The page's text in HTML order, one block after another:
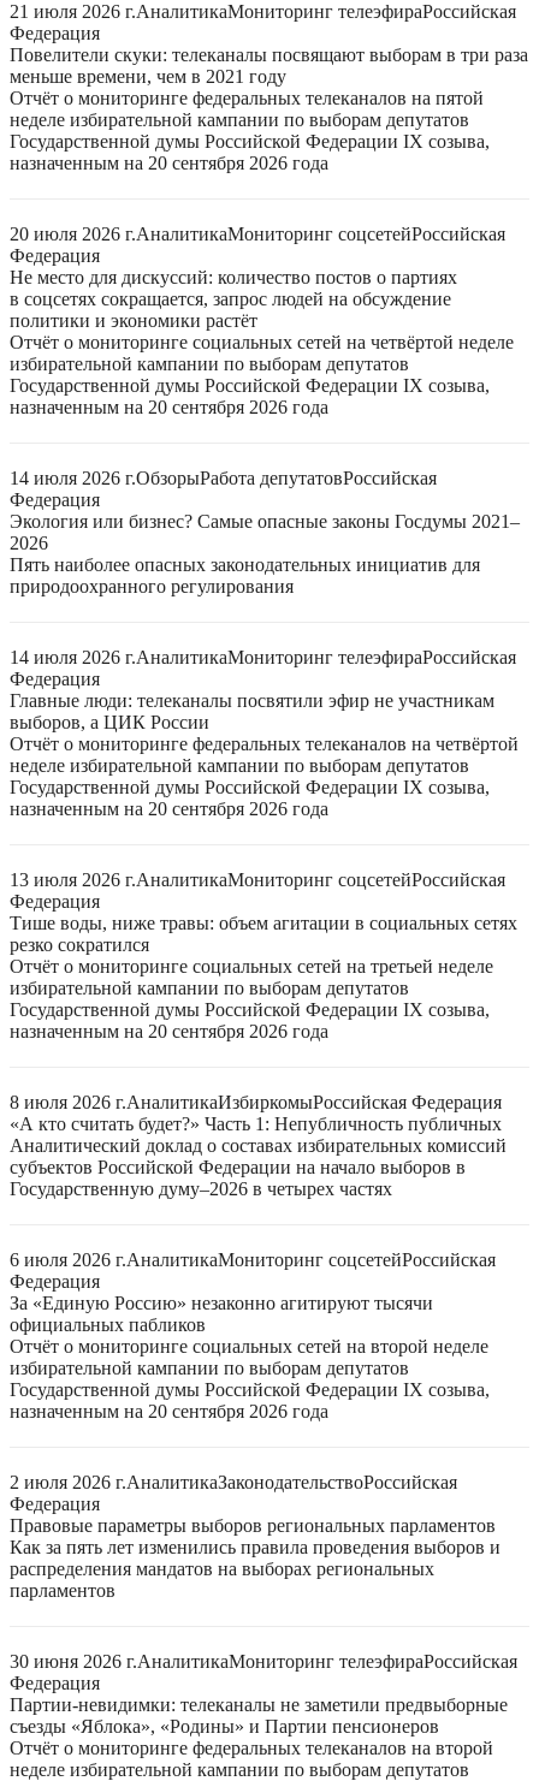
21 июля 2026 г.АналитикаМониторинг телеэфираРоссийская
Федерация
Повелители скуки: телеканалы посвящают выборам в три раза
меньше времени, чем в 2021 году
Отчёт о мониторинге федеральных телеканалов на пятой
неделе избирательной кампании по выборам депутатов
Государственной думы Российской Федерации IX созыва,
назначенным на 20 сентября 2026 года
20 июля 2026 г.АналитикаМониторинг соцсетейРоссийская
Федерация
Не место для дискуссий: количество постов о партиях
в соцсетях сокращается, запрос людей на обсуждение
политики и экономики растёт
Отчёт о мониторинге социальных сетей на четвёртой неделе
избирательной кампании по выборам депутатов
Государственной думы Российской Федерации IX созыва,
назначенным на 20 сентября 2026 года
14 июля 2026 г.ОбзорыРабота депутатовРоссийская
Федерация
Экология или бизнес? Самые опасные законы Госдумы 2021–
2026
Пять наиболее опасных законодательных инициатив для
природоохранного регулирования
14 июля 2026 г.АналитикаМониторинг телеэфираРоссийская
Федерация
Главные люди: телеканалы посвятили эфир не участникам
выборов, а ЦИК России
Отчёт о мониторинге федеральных телеканалов на четвёртой
неделе избирательной кампании по выборам депутатов
Государственной думы Российской Федерации IX созыва,
назначенным на 20 сентября 2026 года
13 июля 2026 г.АналитикаМониторинг соцсетейРоссийская
Федерация
Тише воды, ниже травы: объем агитации в социальных сетях
резко сократился
Отчёт о мониторинге социальных сетей на третьей неделе
избирательной кампании по выборам депутатов
Государственной думы Российской Федерации IX созыва,
назначенным на 20 сентября 2026 года
8 июля 2026 г.АналитикаИзбиркомыРоссийская Федерация
«А кто считать будет?» Часть 1: Непубличность публичных
Аналитический доклад о составах избирательных комиссий
субъектов Российской Федерации на начало выборов в
Государственную думу–2026 в четырех частях
6 июля 2026 г.АналитикаМониторинг соцсетейРоссийская
Федерация
За «Единую Россию» незаконно агитируют тысячи
официальных пабликов
Отчёт о мониторинге социальных сетей на второй неделе
избирательной кампании по выборам депутатов
Государственной думы Российской Федерации IX созыва,
назначенным на 20 сентября 2026 года
2 июля 2026 г.АналитикаЗаконодательствоРоссийская
Федерация
Правовые параметры выборов региональных парламентов
Как за пять лет изменились правила проведения выборов и
распределения мандатов на выборах региональных
парламентов
30 июня 2026 г.АналитикаМониторинг телеэфираРоссийская
Федерация
Партии-невидимки: телеканалы не заметили предвыборные
съезды «Яблока», «Родины» и Партии пенсионеров
Отчёт о мониторинге федеральных телеканалов на второй
неделе избирательной кампании по выборам депутатов